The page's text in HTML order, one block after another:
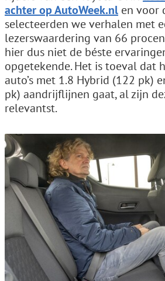
achter op AutoWeek.nl en voor
selecteerden we verhalen met
lezerswaardering van 66
hier dus niet de béste
opgetekende. Het is toeval dat
auto’s met 1.8 Hybrid (122 pk)
pk) aandrijflijnen gaat, al zijn
relevantst.